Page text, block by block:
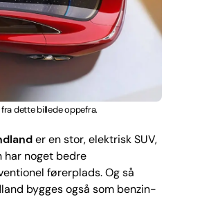
dette billede oppefra.
er en stor, elektrisk SUV,
har noget bedre
førerplads. Og så
bygges også som benzin-